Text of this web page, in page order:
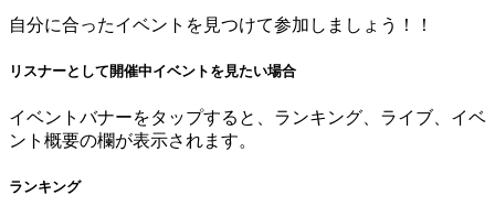
自分に合ったイベントを見つけて参加しましょう！！
リスナーとして開催中イベントを見たい場合
イベントバナーをタップすると、ランキング、ライブ、イベ
ント概要の欄が表示されます。
ランキング